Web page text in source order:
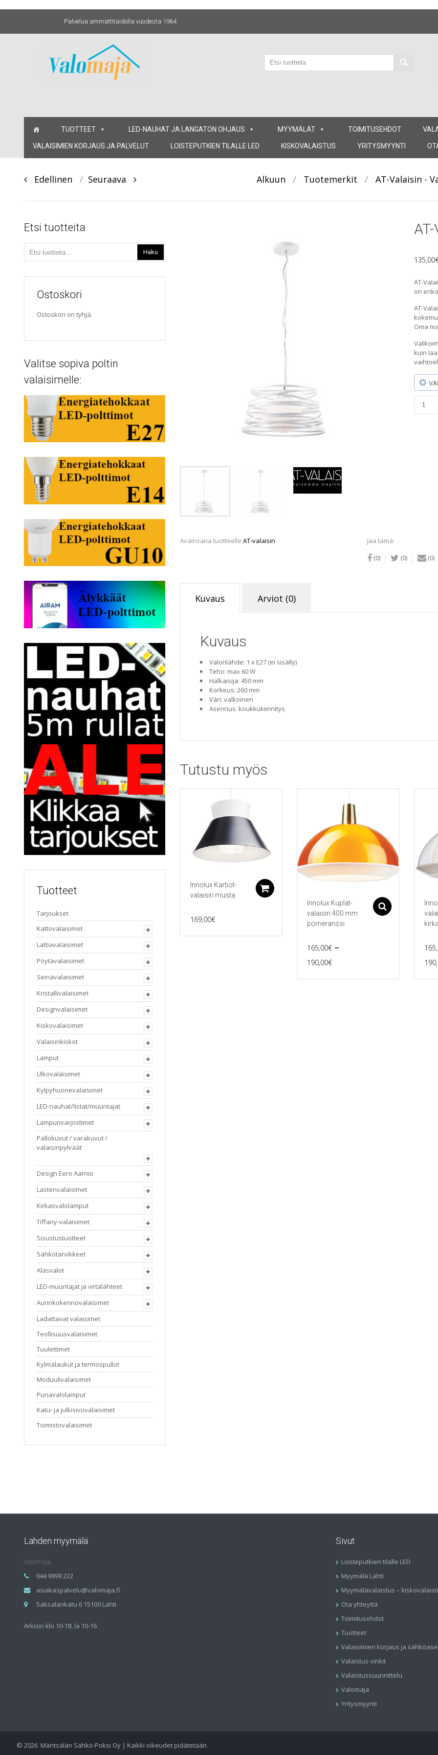
Palvelua ammattitaidolla vuodesta 1964
TUOTTEET LED-NAUHAT JA LANGATON OHJAUS MYYMÄLÄT TOIMITUSEHDOT
VALAISIMIEN KORJAUS JA PALVELUT LOISTEPUTKIEN TILALLE LED KISKOVALAISTUS YRITYSMYYNTI
Post
Edellinen Seuraava Alkuun / Tuotemerkit / AT-Valaisin -
135,00
AT-
on
AT-
Oma
kuin
Avainsana tuotteelle AT-valaisin Jaa tämä:
(0) (0) (0)
Kuvaus Arviot (0)
Kuvaus
Valonlähde: 1 x E27 (ei sisälly)
Teho: max 60 W
Halkaisija: 450 mm
Korkeus: 260 mm
Väri: valkoinen
Asennus: koukkukiinnitys
Tutustu myös
Innolux Kartiot-
valaisin musta
169,00€
Innolux Kuplat-
valaisin 400 mm
pomeranssi
165,00€ –
190,00€Price
range:
Asetukset
tuotteella
Etsi tuotteita
Haku
Ostoskori
Ostoskori on tyhjä.
Valitse sopiva poltin
valaisimelle:
Tuotteet
Tarjoukset
Kattovalaisimet
Lattiavalaisimet
Pöytävalaisimet
Seinävalaisimet
Kristallivalaisimet
Designvalaisimet
Kiskovalaisimet
Valaisinkiskot
Lamput
Ulkovalaisimet
Kylpyhuonevalaisimet
LED-nauhat/listat/muuntajat
Lampunvarjostimet
Pallokuvut / varakuvut /
valaisinpylväät
Design Eero Aarnio
Lastenvalaisimet
Kirkasvalolamput
Tiffany-valaisimet
Sisustustuotteet
Sähkötarvikkeet
Alasvalot
LED-muuntajat ja virtalähteet
Aurinkokennovalaisimet
Ladattavat valaisimet
Teollisuusvalaisimet
Tuulettimet
Kylmälaukut ja termospullot
Moduulivalaisimet
Punavalolamput
Katu- ja julkisivuvalaisimet
Toimistovalaisimet
Lahden myymälä
Valomaja
044 9999 222
asiakaspalvelu@valomaja.fi
Saksalankatu 6 15100 Lahti
Arkisin klo 10-18, la 10-16
Sivut
Loisteputkien tilalle LED
Myymälä Lahti
Myymälävalaistus –
Ota yhteyttä
Toimitusehdot
Tuotteet
Valaisimien korjaus ja
Valaistus vinkit
Valaistussuunnittelu
Valomaja
Yritysmyynti
© 2026 Mäntsälän Sähkö-Poksi Oy | Kaikki oikeudet pidätetään